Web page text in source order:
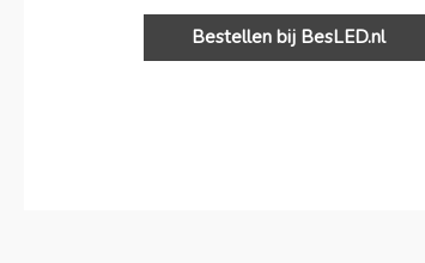
Bestellen bij BesLED.nl